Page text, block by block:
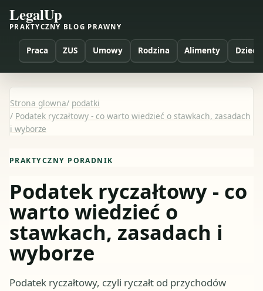
LegalUp
PRAKTYCZNY BLOG PRAWNY
Praca ZUS Umowy Rodzina Alimenty Dzieci
Strona glowna/ podatki
/ Podatek ryczałtowy - co warto wiedzieć o stawkach, zasadach
i wyborze
PRAKTYCZNY PORADNIK
Podatek ryczałtowy - co
warto wiedzieć o
stawkach, zasadach i
wyborze
Podatek ryczałtowy, czyli ryczałt od przychodów